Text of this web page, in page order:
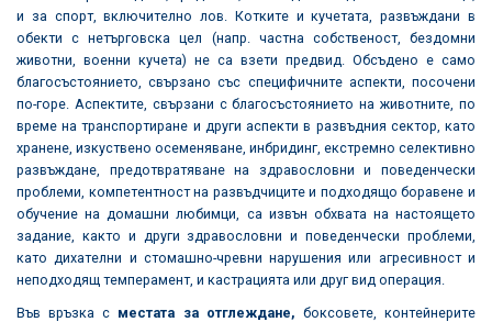
и за спорт, включително лов. Котките и кучетата, развъждани в
обекти с нетърговска цел (напр. частна собственост, бездомни
животни, военни кучета) не са взети предвид. Обсъдено е само
благосъстоянието, свързано със специфичните аспекти, посочени
по-горе. Аспектите, свързани с благосъстоянието на животните, по
време на транспортиране и други аспекти в развъдния сектор, като
хранене, изкуствено осеменяване, инбридинг, екстремно селективно
развъждане, предотвратяване на здравословни и поведенчески
проблеми, компетентност на развъдчиците и подходящо боравене и
обучение на домашни любимци, са извън обхвата на настоящето
задание, както и други здравословни и поведенчески проблеми,
като дихателни и стомашно-чревни нарушения или агресивност и
неподходящ темперамент, и кастрацията или друг вид операция.
Във връзка с местата за отглеждане, боксовете, контейнерите